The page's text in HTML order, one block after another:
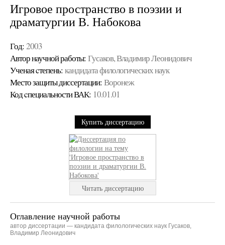
Игровое пространство в поэзии и
драматургии В. Набокова
Год: 2003
Автор научной работы: Гусаков, Владимир Леонидович
Ученая cтепень: кандидата филологических наук
Место защиты диссертации: Воронеж
Код cпециальности ВАК: 10.01.01
Купить диссертацию
Читать диссертацию
Оглавление научной работы
автор диссертации — кандидата филологических наук Гусаков,
Владимир Леонидович